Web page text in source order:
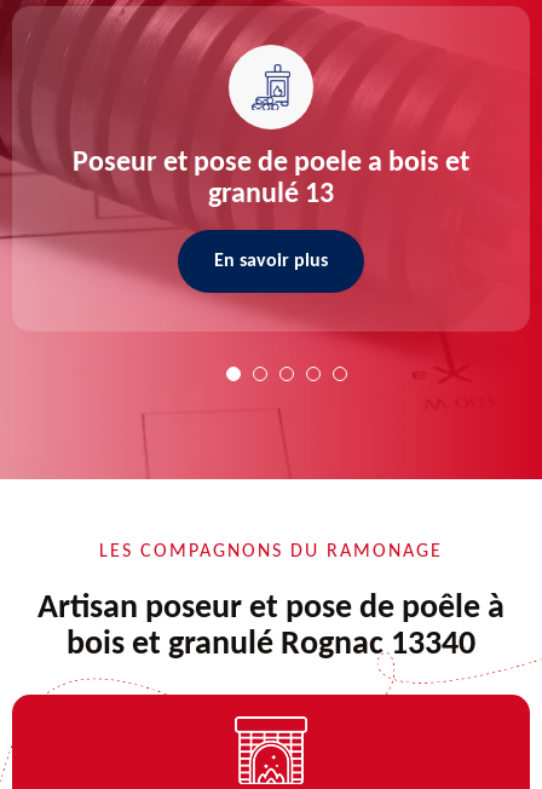
Poseur et pose de poele a bois et
granulé 13
En savoir plus
LES COMPAGNONS DU RAMONAGE
Artisan poseur et pose de poêle à
bois et granulé Rognac 13340